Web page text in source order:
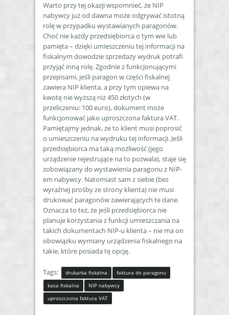
Warto przy tej okazji wspomnieć, że NIP
nabywcy już od dawna może odgrywać istotną
rolę w przypadku wystawianych paragonów.
Choć nie każdy przedsiębiorca o tym wie lub
pamięta – dzięki umieszczeniu tej informacji na
fiskalnym dowodzie sprzedaży wydruk potrafi
przyjąć inną rolę. Zgodnie z funkcjonującymi
przepisami, jeśli paragon w części fiskalnej
zawiera NIP klienta, a przy tym opiewa na
kwotę nie wyższą niż 450 złotych (w
przeliczeniu: 100 euro), dokument może
funkcjonować jako uproszczona faktura VAT.
Pamiętajmy jednak, że to klient musi poprosić
o umieszczeniu na wydruku tej informacji. Jeśli
przedsiębiorca ma taką możliwość (jego
urządzenie rejestrujące na to pozwala), staje się
zobowiązany do wystawienia paragonu z NIP-
em nabywcy. Natomiast sam z siebie (bez
wyraźnej prośby ze strony klienta) nie musi
drukować paragonów zawierających te dane.
Oznacza to też, że jeśli przedsiębiorca nie
planuje korzystania z funkcji umieszczania na
takich dokumentach NIP-u klienta – nie ma on
obowiązku wymiany urządzenia fiskalnego na
takie, które posiada tę opcję.
Tags: drukarka fiskalna
faktura do paragonu
kasa fiskalna
NIP nabywcy
uproszczona faktura VAT